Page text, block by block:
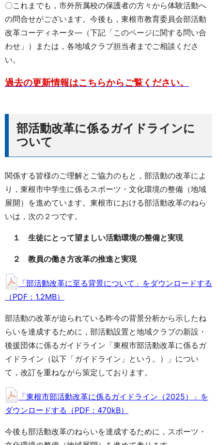
〇これまでも，市外所属校の保護者の方々から体験活動へ
の問合せがございます。今後も，東根市教育委員会部活動
改革コーディネータ―（下記「このページに関する問い合
わせ」）または，各地域クラブ担当者までご相談くださ
い。
過去の更新情報はこちらからご覧ください。
部活動改革に係るガイドラインに
ついて
関係する皆様のご理解とご協力のもと，部活動の改革によ
り，東根市中学生に係るスポーツ・文化環境の整備（地域
展開）を進めています。東根市における部活動改革のねら
いは，次の２つです。
１ 生徒にとって望ましい活動環境の整備と実現
２ 教員の働き方改革の推進と実現
「部活動改革に至る背景について」をダウンロードする
（PDF：1.2MB）
部活動の改革が迫られている昨今の背景分析から示したね
らいを達成するために，部活動設置と地域クラブの新設・
後援団体に係るガイドライン「東根市部活動改革に係るガ
イドライン（以下「ガイドライン」という。）」につい
て，改訂を重ねながら策定しております。
「東根市部活動改革に係るガイドライン（2025）」を
ダウンロードする（PDF：470kB）
今後も部活動改革のねらいを達成するために，スポーツ・